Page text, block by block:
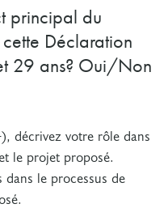
principal du
Déclaration
29 ans? Oui/Non
décrivez votre rôle dans
le projet proposé.
dans le processus de